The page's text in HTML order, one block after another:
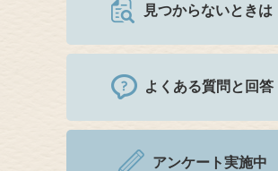
見つからないときは
よくある質問と回答
アンケート実施中